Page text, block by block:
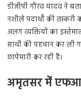
डीजीपी गौरव यादव ने
नशीले पदार्थों की
अलग व्यक्तियों का
साथी की पहचान कर
छापेमारी कर रही हैं।
अमृतसर में